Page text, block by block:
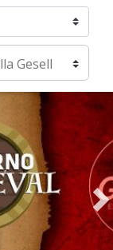
una localidad